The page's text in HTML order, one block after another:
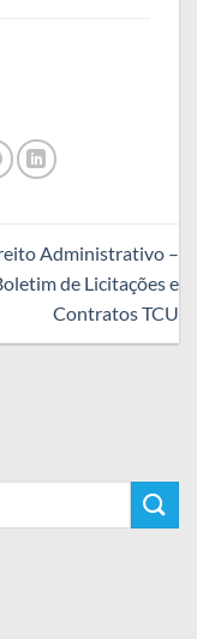
Administrativo –
de Licitações e
Contratos TCU